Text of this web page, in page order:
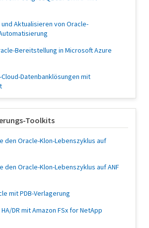
Aktualisieren von Oracle-
Bereitstellung in Microsoft Azure
Datenbanklösungen mit
Toolkits
den Oracle-Klon-Lebenszyklus auf
den Oracle-Klon-Lebenszyklus auf ANF
mit PDB-Verlagerung
DR mit Amazon FSx for NetApp